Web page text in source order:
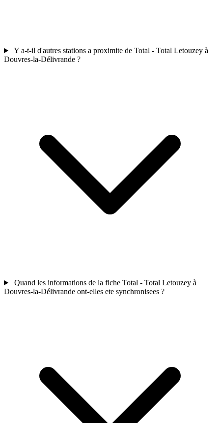
Y a-t-il d'autres stations a proximite de Total - Total Letouzey à
Douvres-la-Délivrande ?
Quand les informations de la fiche Total - Total Letouzey à
Douvres-la-Délivrande ont-elles ete synchronisees ?